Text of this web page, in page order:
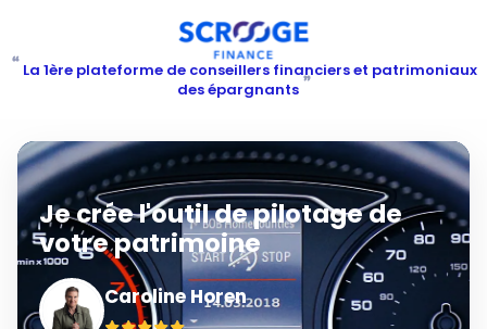
“ La 1ère plateforme de conseillers financiers et patrimoniaux
des épargnants ”
Je crée l'outil de pilotage de
votre patrimoine
Caroline Horen